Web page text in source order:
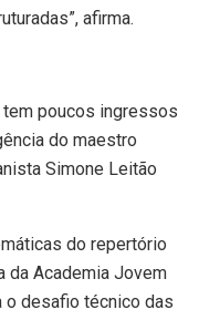
afirma.
poucos ingressos
do maestro
Simone Leitão
do repertório
da Academia Jovem
o desafio técnico das